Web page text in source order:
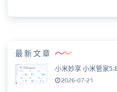
最新文章
小米妙享 小米管家
2026-07-21